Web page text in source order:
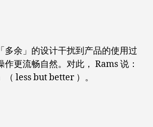
多余」的设计干扰到产品的使用过
作更流畅自然。对此， Rams 说：
（ less but better ）。